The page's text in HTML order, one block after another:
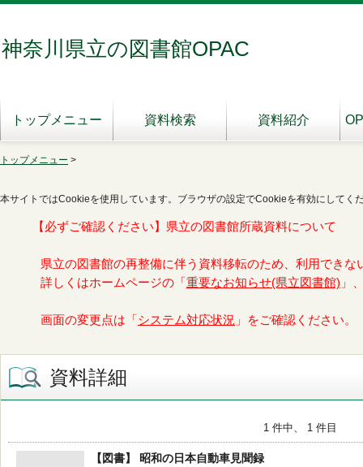
神奈川県立の図書館OPAC
トップメニュー 資料検索 資料紹介
トップメニュー >
本サイトではCookieを使用しています。ブラウザの設定でCookieを有効にしてく
【必ずご確認ください】県立の図書館所蔵資料について
県立の図書館の再整備に伴う資料移転のため、利用できな
詳しくはホームページの「 重要なお知らせ(県立図書館) 」
画面の変更点は「 システム対応状況 」をご確認ください。
資料詳細
1 件中、 1 件目
【図書】 昭和の日本自動車見聞録